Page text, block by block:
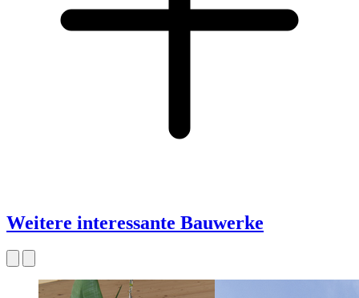
Weitere interessante Bauwerke